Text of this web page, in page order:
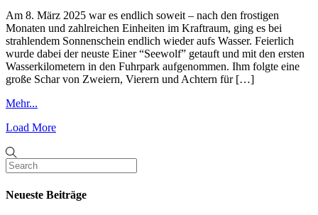
Am 8. März 2025 war es endlich soweit – nach den frostigen
Monaten und zahlreichen Einheiten im Kraftraum, ging es bei
strahlendem Sonnenschein endlich wieder aufs Wasser. Feierlich
wurde dabei der neuste Einer “Seewolf” getauft und mit den ersten
Wasserkilometern in den Fuhrpark aufgenommen. Ihm folgte eine
große Schar von Zweiern, Vierern und Achtern für […]
Mehr...
Load More
Neueste Beiträge